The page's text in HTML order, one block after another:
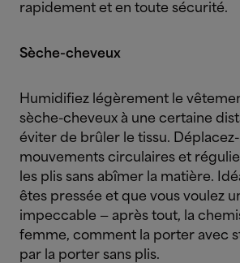
rapidement et en toute sécurité.
Sèche-cheveux
Humidifiez légèrement le
sèche-cheveux à une certaine
éviter de brûler le tissu.
mouvements circulaires et
les plis sans abîmer la matière.
êtes pressée et que vous voulez
impeccable — après tout, la
femme, comment la porter avec
par la porter sans plis.